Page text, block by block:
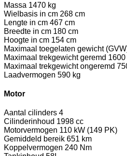
Massa 1470 kg
Wielbasis in cm 268 cm
Lengte in cm 467 cm
Breedte in cm 180 cm
Hoogte in cm 154 cm
Maximaal toegelaten gewicht
Maximaal trekgewicht geremd 1600
Maximaal trekgewicht ongeremd
Laadvermogen 590 kg
Motor
Aantal cilinders 4
Cilinderinhoud 1998 cc
Motorvermogen 110 kW (149 PK)
Gemiddeld bereik 651 km
Koppelvermogen 240 Nm